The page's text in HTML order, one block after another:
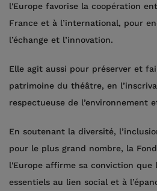
l'Europe favorise la coopération
France et à l’international, pour
l’échange et l’innovation.
Elle agit aussi pour préserver et
patrimoine du théâtre, en
respectueuse de l’environnement
En soutenant la diversité,
pour le plus grand nombre, la
l'Europe affirme sa conviction que
essentiels au lien social et à